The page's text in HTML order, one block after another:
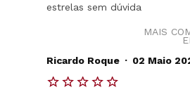
estrelas sem dúvida
MAIS
Ricardo Roque . 02 Maio